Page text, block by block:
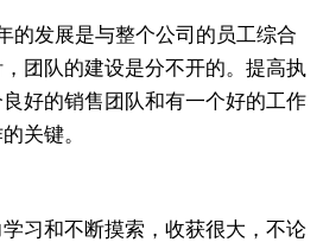
发展是与整个公司的员工综合
团队的建设是分不开的。提高执
好的销售团队和有一个好的工作
关键。
和不断摸索，收获很大，不论